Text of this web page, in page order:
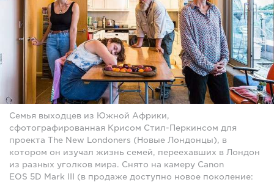
Семья выходцев из Южной Африки,
сфотографированная Крисом Стил-Перкинсом для
проекта The New Londoners (Новые Лондонцы), в
котором он изучал жизнь семей, переехавших в Лондон
из разных уголков мира. Снято на камеру Canon
EOS 5D Mark III (в продаже доступно новое поколение: